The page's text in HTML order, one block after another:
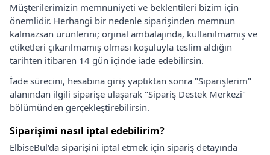
Müşterilerimizin memnuniyeti ve beklentileri bizim için
önemlidir. Herhangi bir nedenle siparişinden memnun
kalmazsan ürünlerini; orjinal ambalajında, kullanılmamış ve
etiketleri çıkarılmamış olması koşuluyla teslim aldığın
tarihten itibaren 14 gün içinde iade edebilirsin.
İade sürecini, hesabına giriş yaptıktan sonra "Siparişlerim"
alanından ilgili siparişe ulaşarak "Sipariş Destek Merkezi"
bölümünden gerçekleştirebilirsin.
Siparişimi nasıl iptal edebilirim?
ElbiseBul'da siparişini iptal etmek için sipariş detayında